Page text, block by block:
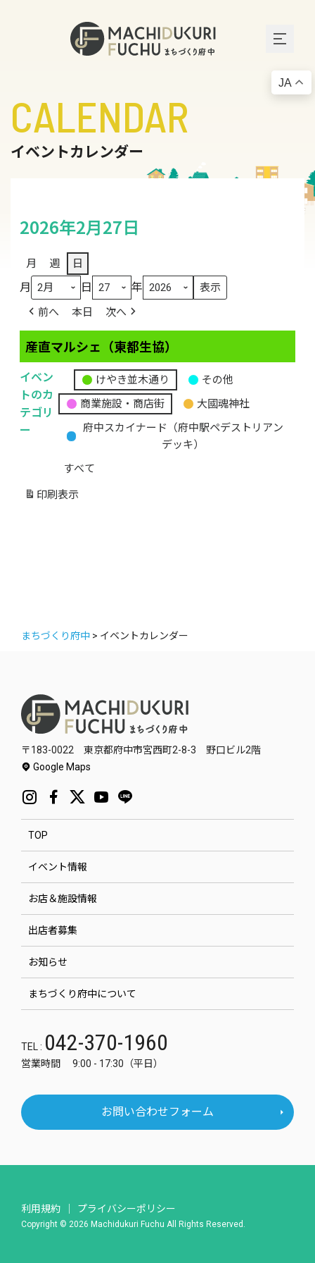
CALENDAR
イベントカレンダー
2026年2月27日
月 週 日
月 日 年
前へ 本日 次へ
産直マルシェ（東都生協）
イベン
トのカ
テゴリ
ー
無
題
カ
ゴ
リ
けやき並木通り
その他
商業施設・商店街
大國魂神社
府中スカイナード（府中駅ペデストリアン
デッキ）
すべて
印刷 表示
まちづくり府中 > イベントカレンダー
〒183-0022 東京都府中市宮西町2-8-3 野口ビル2階
Google Maps
TOP
イベント情報
お店＆施設情報
出店者募集
お知らせ
まちづくり府中について
TEL : 042-370-1960
営業時間 9:00 - 17:30（平日）
お問い合わせフォーム
利用規約 プライバシーポリシー
Copyright © 2026 Machidukuri Fuchu All Rights Reserved.
JA